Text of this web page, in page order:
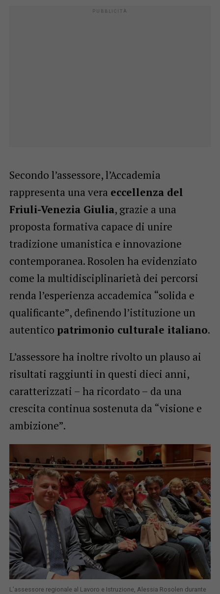
Secondo l’assessore, l’Accademia
rappresenta una vera eccellenza del
Friuli-Venezia Giulia, grazie a una
proposta formativa capace di unire
tradizione umanistica e innovazione
contemporanea. Rosolen ha evidenziato
come la multidisciplinarietà dei percorsi
renda l’esperienza accademica “solida e
qualificante”, definendo l’istituzione un
autentico patrimonio culturale italiano.
L’assessore ha inoltre rivolto un plauso ai
risultati raggiunti in questi dieci anni,
caratterizzati – ha ricordato – da una
crescita continua sostenuta da “visione e
ambizione”.
L’assessore regionale al Lavoro e Istruzione, Alessia Rosolen durante